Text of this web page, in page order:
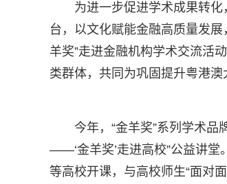
为进一步促进学术成果转
台，以文化赋能金融高质量发
羊奖”走进金融机构学术交流活
类群体，共同为巩固提升粤港
今年，“金羊奖”系列学术
——‘金羊奖’走进高校”公益讲堂
等高校开课，与高校师生“面对面